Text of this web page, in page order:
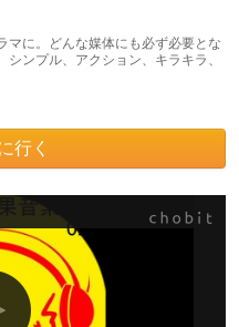
に。どんな媒体にも必ず必要とな
ンプル、アクション、キラキラ、
行く